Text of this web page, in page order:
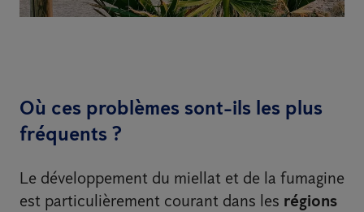
Où ces problèmes sont-ils les plus
fréquents ?
Le développement du miellat et de la fumagine
est particulièrement courant dans les régions